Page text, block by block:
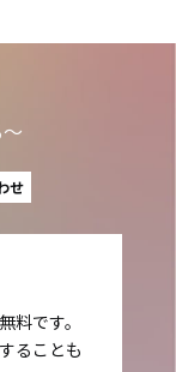
せ
料です。
ることも